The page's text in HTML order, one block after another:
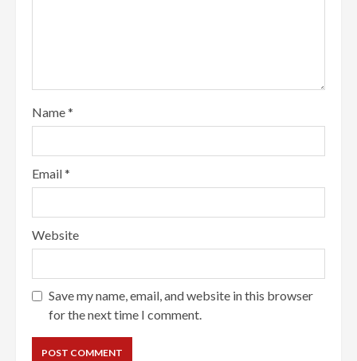
Name*
Email*
Website
Save my name, email, and website in this browser
for the next time I comment.